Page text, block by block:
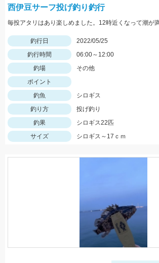
西伊豆サーフ投げ釣り釣行
釣行日
2022/05/25
釣行時間
06:00～12:00
釣場
その他
ポイント
釣魚
シロギス
釣り方
投げ釣り
釣果
シロギス22匹
サイズ
シロギス～17ｃｍ